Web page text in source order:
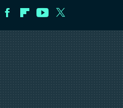
InstagramFacebookFlipboard
Youtube